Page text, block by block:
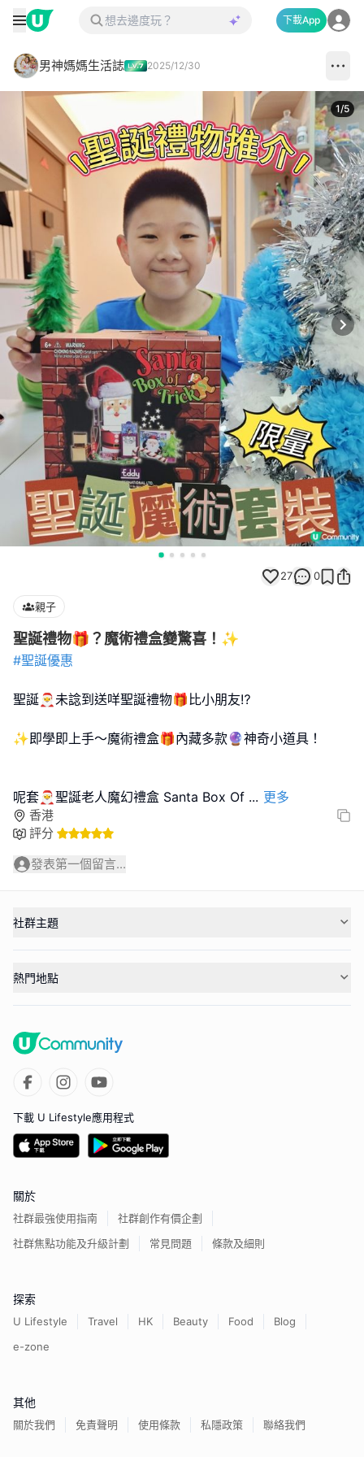
下載App
男神媽媽生活誌 2025/12/30
1/5
27 0
親子
聖誕禮物🎁？魔術禮盒變驚喜！✨
#聖誕優惠
聖誕🎅未諗到送咩聖誕禮物🎁比小朋友⁉️
✨️即學即上手～魔術禮盒🎁內藏多款🔮神奇小道具！
呢套🎅聖誕老人魔幻禮盒 Santa Box Of ... 更多
香港
評分
發表第一個留言...
社群主題
熱門地點
下載 U Lifestyle應用程式
關於
社群最強使用指南
社群創作有價企劃
社群焦點功能及升級計劃
常見問題 條款及細則
探索
U Lifestyle Travel HK Beauty Food
Blog
e-zone
其他
關於我們 免責聲明 使用條款 私隱政策 聯絡我們